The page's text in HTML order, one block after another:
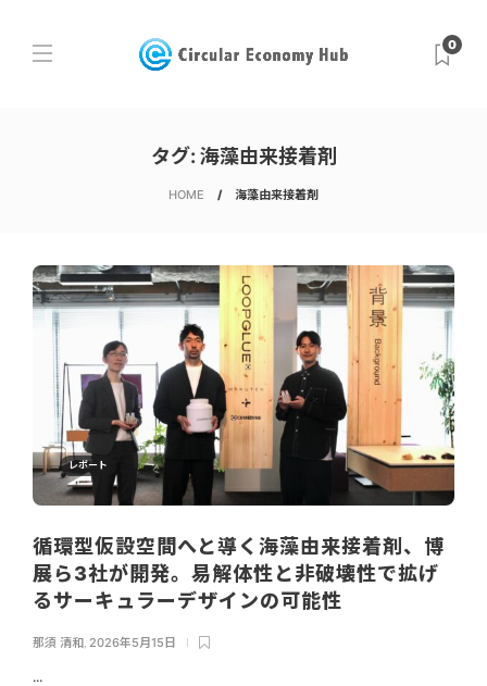
0
タグ: 海藻由来接着剤
HOME 海藻由来接着剤
レポート
循環型仮設空間へと導く海藻由来接着剤、博
展ら3社が開発。易解体性と非破壊性で拡げ
るサーキュラーデザインの可能性
那須 清和, 2026年5月15日
...